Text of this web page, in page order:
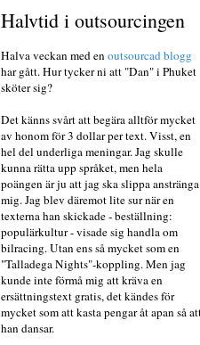
Halvtid i outsourcingen
Halva veckan med enoutsourcad blogg
har gått. Hur tycker ni att "Dan" i Phuket
sköter sig?
Det känns svårt att begära alltför mycket
av honom för 3 dollar per text. Visst, en
hel del underliga meningar. Jag skulle
kunna rätta upp språket, men hela
poängen är ju att jag ska slippa anstränga
mig. Jag blev däremot lite sur när en
texterna han skickade - beställning:
populärkultur - visade sig handla om
bilracing. Utan ens så mycket som en
"Talladega Nights"-koppling. Men jag
kunde inte förmå mig att kräva en
ersättningstext gratis, det kändes för
mycket som att kasta pengar åt apan så
han dansar.